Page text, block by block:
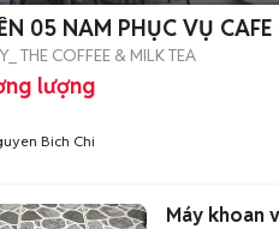
05 NAM PHỤC VỤ
THE COFFEE & MILK TEA
lượng
Bich Chi
Máy khoan